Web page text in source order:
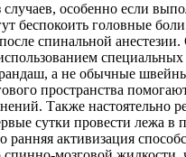
особенно если
беспокоить головные
спинальной
а не обычные
пространства
Также настоятельно
сутки провести лежа в
ранняя активизация